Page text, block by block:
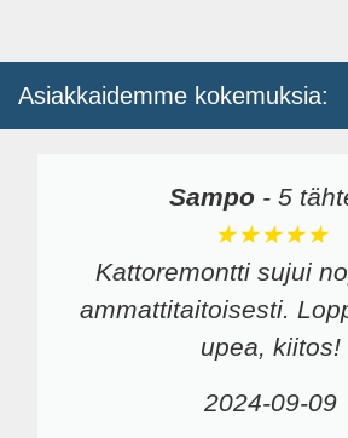
Asiakkaidemme kokemuksia:
Sampo - 5
★★★★★
Kattoremontti sujui
ammattitaitoisesti.
upea, kiitos!
2024-09-09